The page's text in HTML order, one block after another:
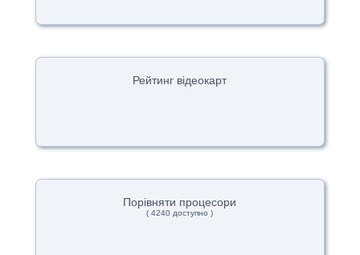
Рейтинг відеокарт
Порівняти процесори
( 4240 доступно )